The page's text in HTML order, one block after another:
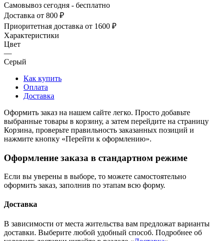
Самовывоз сегодня - бесплатно
Доставка от 800 ₽
Приоритетная доставка от 1600 ₽
Характеристики
Цвет
—
Серый
Как купить
Оплата
Доставка
Оформить заказ на нашем сайте легко. Просто добавьте
выбранные товары в корзину, а затем перейдите на страницу
Корзина, проверьте правильность заказанных позиций и
нажмите кнопку «Перейти к оформлению».
Оформление заказа в стандартном режиме
Если вы уверены в выборе, то можете самостоятельно
оформить заказ, заполнив по этапам всю форму.
Доставка
В зависимости от места жительства вам предложат варианты
доставки. Выберите любой удобный способ. Подробнее об